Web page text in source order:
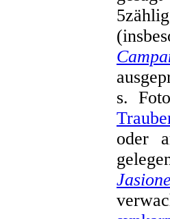
s.
oder